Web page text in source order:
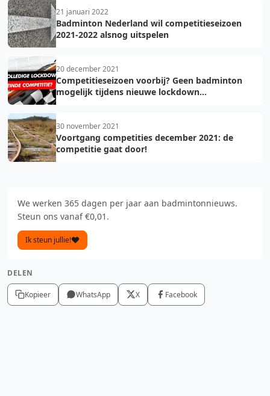
21 januari 2022
Badminton Nederland wil competitieseizoen
2021-2022 alsnog uitspelen
20 december 2021
Competitieseizoen voorbij? Geen badminton
mogelijk tijdens nieuwe lockdown...
30 november 2021
Voortgang competities december 2021: de
competitie gaat door!
We werken 365 dagen per jaar aan badmintonnieuws.
Steun ons vanaf €0,01.
Ik steun jullie!
DELEN
Kopieer WhatsApp X Facebook